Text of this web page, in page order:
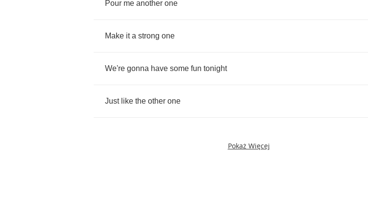
Pour me another one
Make it a strong one
We're gonna have some fun tonight
Just like the other one
Pokaż Więcej